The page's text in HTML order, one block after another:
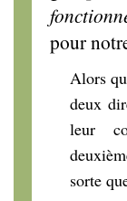
pour
Alors
deux
leur
sorte